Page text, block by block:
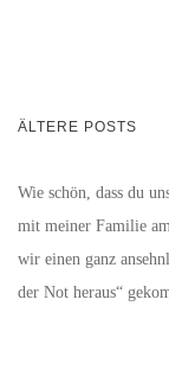
ÄLTERE POSTS
Wie schön, dass du
mit meiner Familie
wir einen ganz
der Not heraus“